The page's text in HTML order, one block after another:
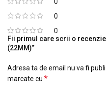
0
0
Fii primul care scrii o
(22MM)”
Adresa ta de email nu va fi
marcate cu *